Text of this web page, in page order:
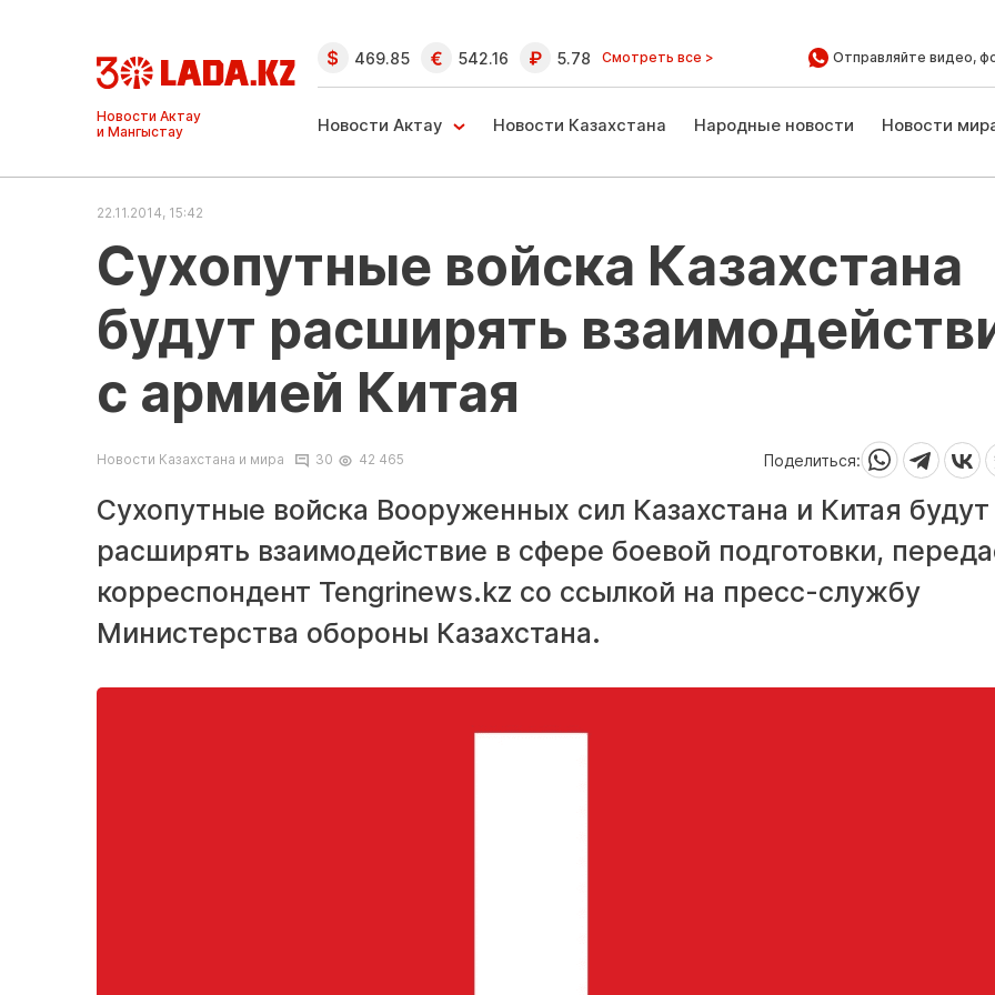
Ақтау және
Манғыстау
жаңалықтары
469.85 542.16 5.78 Смотреть все > Отправляйте видео,
Новости Актау Новости Казахстана Народные новости Новости
22.11.2014, 15:42
Сухопутные войска Казахстана
будут расширять
с армией Китая
Новости Казахстана и мира 30 42 465 Поделиться:
Сухопутные войска Вооруженных сил Казахстана и Китая будут
расширять взаимодействие в сфере боевой подготовки,
корреспондент Tengrinews.kz со ссылкой на пресс-службу
Министерства обороны Казахстана.